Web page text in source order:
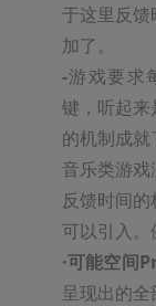
于这里反
-游戏要求
键，听起
的机制成
音乐类游
反馈时间
·可能空间
呈现出的